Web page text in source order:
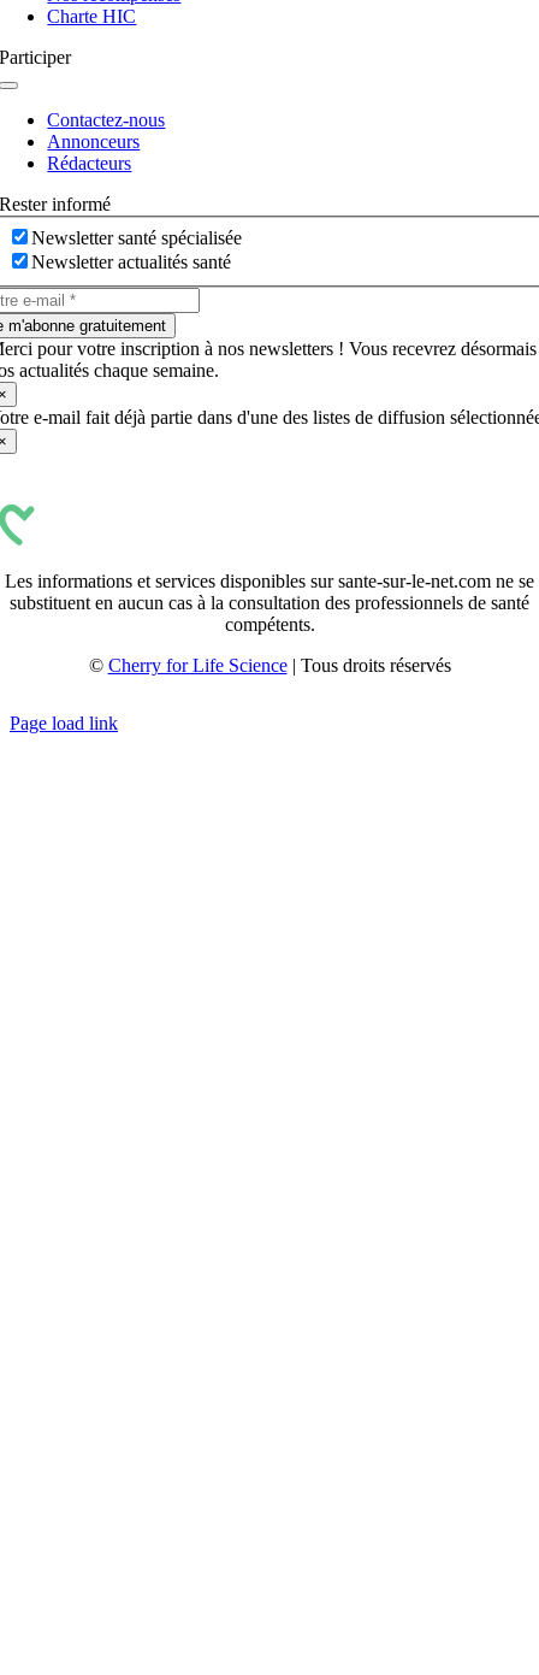
Charte HIC
Participer
Navigation
basculeContactez-nous
Annonceurs
Rédacteurs
Rester informé
Newsletter santé spécialisée
Newsletter actualités santé
m'abonne gratuitement
pour votre inscription à nos newsletters ! Vous recevrez désormais
actualités chaque semaine.
e-mail fait déjà partie dans d'une des listes de diffusion
Les informations et services disponibles sur sante-sur-le-net.com ne se
substituent en aucun cas à la consultation des professionnels de santé
compétents.
© Cherry for Life Science| Tous droits réservés
Page load link